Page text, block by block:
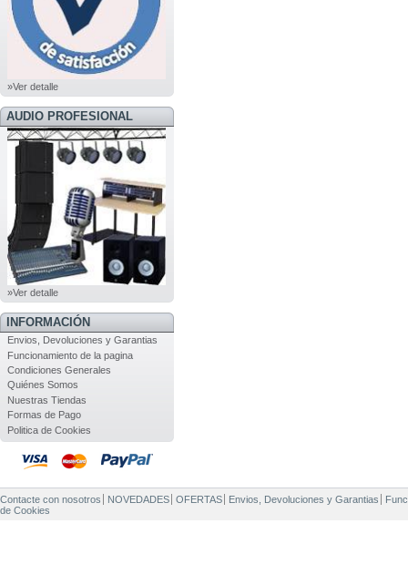
»Ver detalle
AUDIO PROFESIONAL
»Ver detalle
INFORMACIÓN
Envios, Devoluciones y Garantias
Funcionamiento de la pagina
Condiciones Generales
Quiénes Somos
Nuestras Tiendas
Formas de Pago
Politica de Cookies
Contacte con nosotros NOVEDADES OFERTAS Envios, Devoluciones y Garantias
de Cookies